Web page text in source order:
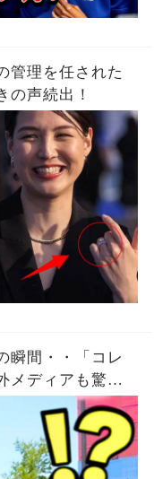
管理を任された
の声続出！
瞬間・・「コレ
メディアも驚き